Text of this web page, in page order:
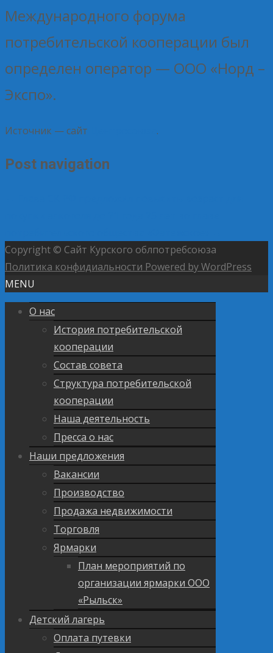
Международного форума
потребительской кооперации был
определен оператор — ООО «Норд –
Экспо».
Источник — сайт .
Post navigation
Copyright © Сайт Курского облпотребсоюза
Политика конфидиальности Powered by WordPress
MENU
О нас
История потребительской
кооперации
Состав совета
Структура потребительской
кооперации
Наша деятельность
Пресса о нас
Наши предложения
Вакансии
Производство
Продажа недвижимости
Торговля
Ярмарки
План мероприятий по
организации ярмарки ООО
«Рыльск»
Детский лагерь
Оплата путевки